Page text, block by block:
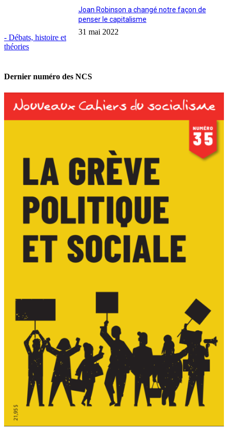
- Débats, histoire et
théories
Joan Robinson a changé notre façon de
penser le capitalisme
31 mai 2022
Dernier numéro des NCS